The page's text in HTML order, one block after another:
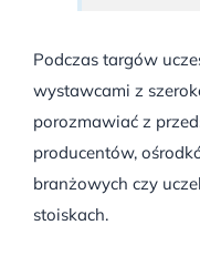
Podczas targów
wystawcami z
porozmawiać z
producentów,
branżowych czy
stoiskach.